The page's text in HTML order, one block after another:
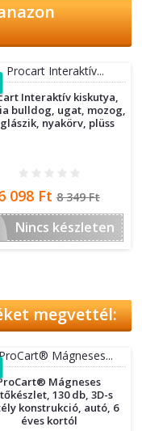
Interaktív kiskutya,
bulldog, ugat, mozog,
nyakörv, plüss
098 Ft Normál
ár
8 349 Ft
Nincs készleten
megvettél:
Mágneses
130 db, 3D-s
konstrukció, autó, 6
éves kortól